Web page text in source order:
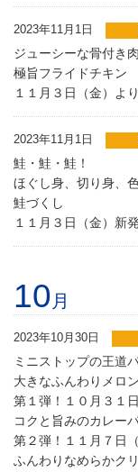
2023年11月1日
ジューシーな骨付き
極旨フライドチキン
１１月３日（金）よ
2023年11月1日
鮭・鮭・鮭！
ほぐし身、切り身、
鮭づくし
１１月３日（金）新
10 月
2023年10月30日
ミニストップの王道
大きなふんわりメロ
第１弾！１０月３１
コクと旨みのカレー
第２弾！１１月７日
ふんわりなめらかク